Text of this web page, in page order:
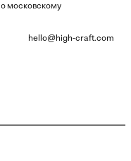
московскому
hello@high-craft.com